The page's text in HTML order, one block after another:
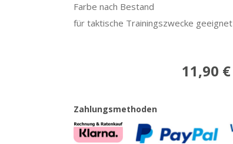
Farbe nach Bestand
für taktische Trainingszwecke geeignet
11,90 €
Zahlungsmethoden